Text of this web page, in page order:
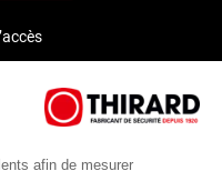
afin de mesurer